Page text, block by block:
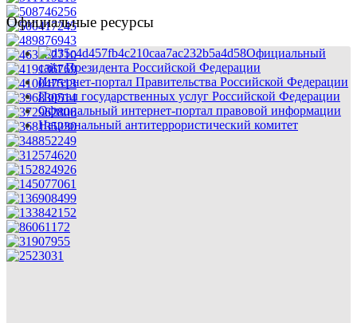
Официальные ресурсы
Официальный
сайт Президента Российской Федерации
Интернет-портал Правительства Российской Федерации
Портал государственных услуг Российской Федерации
Официальный интернет-портал правовой информации
Национальный антитеррористический комитет